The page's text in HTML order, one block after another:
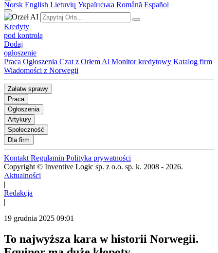
Norsk English Lietuvių Українська Română Español
Kredyty
pod kontrolą
Dodaj
ogłoszenie
Praca Ogłoszenia Czat z Orłem Ai Monitor kredytowy Katalog firm
Wiadomości z Norwegii
Załatw sprawy
Praca
Ogłoszenia
Artykuły
Społeczność
Dla firm
Kontakt Regulamin Polityka prywatności
Copyright © Inventive Logic sp. z o.o. sp. k. 2008 - 2026.
Aktualności
|
Redakcja
|
19 grudnia 2025 09:01
To najwyższa kara w historii Norwegii.